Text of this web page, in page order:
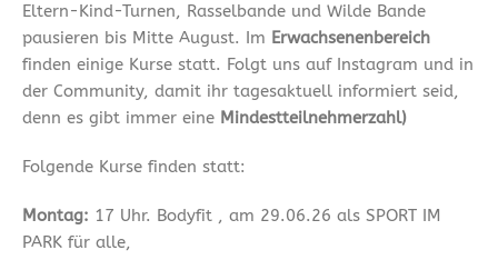
Eltern-Kind-Turnen, Rasselbande und Wilde Bande
pausieren bis Mitte August. Im Erwachsenenbereich
finden einige Kurse statt. Folgt uns auf Instagram und in
der Community, damit ihr tagesaktuell informiert seid,
denn es gibt immer eine Mindestteilnehmerzahl)
Folgende Kurse finden statt:
Montag: 17 Uhr. Bodyfit , am 29.06.26 als SPORT IM
PARK für alle,